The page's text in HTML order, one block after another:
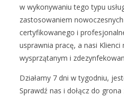
w wykonywaniu tego typu
zastosowaniem
certyfikowanego i
usprawnia pracę, a nasi
wysprzątanym i
Działamy 7 dni w tygodniu,
Sprawdź nas i dołącz do